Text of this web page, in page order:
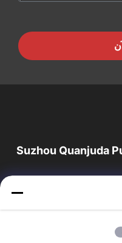
Suzhou Quanjuda
لمنتجات البيئة والتنمية
كاملة من معدات